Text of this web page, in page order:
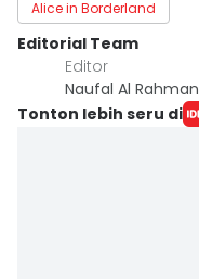
Alice in Borderland
Editorial Team
Editor
Naufal Al Rahman
Tonton lebih seru di